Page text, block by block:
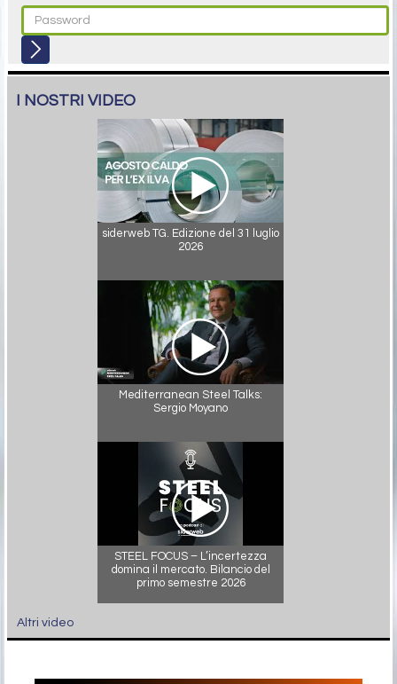
I NOSTRI VIDEO
siderweb TG. Edizione del 31 luglio
2026
Mediterranean Steel Talks:
Sergio Moyano
STEEL FOCUS – L’incertezza
domina il mercato. Bilancio del
primo semestre 2026
Altri video